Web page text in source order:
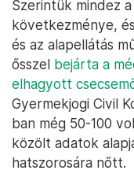
Szerintük mindez
következménye,
és az alapellátás
ősszel bejárta a
elhagyott
Gyermekjogi Civil
ban még 50-100
közölt adatok
hatszorosára nőtt.